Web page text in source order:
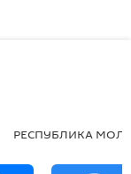
РЕСПУБЛИКА